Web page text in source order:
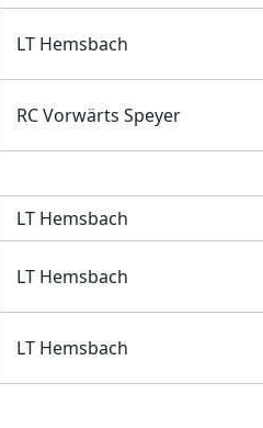
LT Hemsbach
RC Vorwärts Speyer
LT Hemsbach
LT Hemsbach
LT Hemsbach